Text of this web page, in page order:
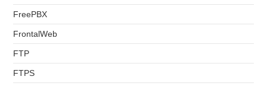
FreePBX
FrontalWeb
FTP
FTPS